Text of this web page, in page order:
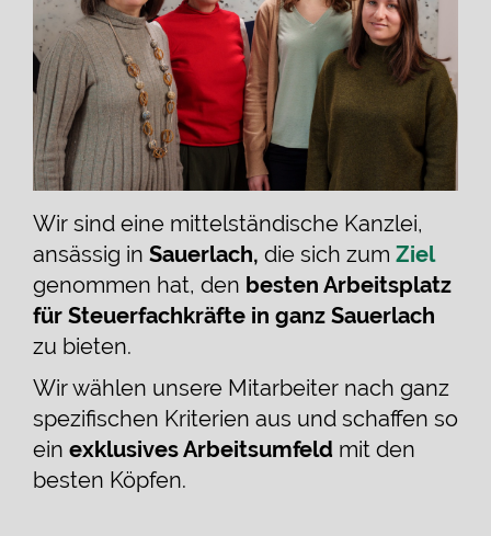
Wir sind eine mittelständische Kanzlei,
ansässig in Sauerlach, die sich zum Ziel
genommen hat, den besten Arbeitsplatz
für Steuerfachkräfte in ganz Sauerlach
zu bieten.
Wir wählen unsere Mitarbeiter nach ganz
spezifischen Kriterien aus und schaffen so
ein exklusives Arbeitsumfeld mit den
besten Köpfen.